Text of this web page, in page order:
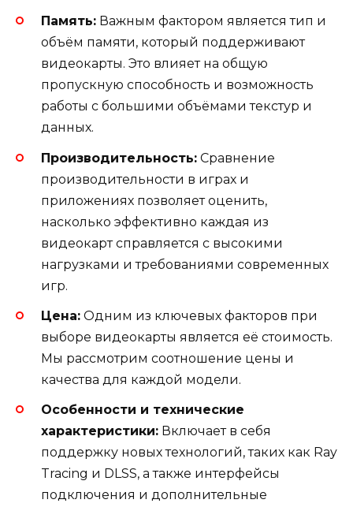
Память: Важным фактором является тип и
объём памяти, который поддерживают
видеокарты. Это влияет на общую
пропускную способность и возможность
работы с большими объёмами текстур и
данных.
Производительность: Сравнение
производительности в играх и
приложениях позволяет оценить,
насколько эффективно каждая из
видеокарт справляется с высокими
нагрузками и требованиями современных
игр.
Цена: Одним из ключевых факторов при
выборе видеокарты является её стоимость.
Мы рассмотрим соотношение цены и
качества для каждой модели.
Особенности и технические
характеристики: Включает в себя
поддержку новых технологий, таких как Ray
Tracing и DLSS, а также интерфейсы
подключения и дополнительные